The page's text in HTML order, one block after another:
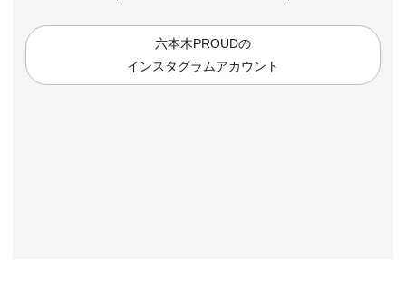
六本木PROUDの
インスタグラムアカウント